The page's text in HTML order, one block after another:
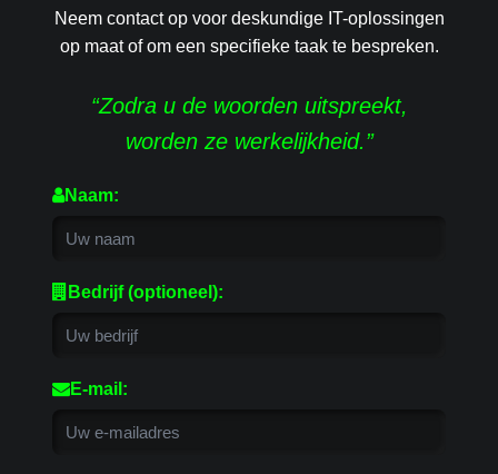
Neem contact op voor deskundige IT-oplossingen
op maat of om een specifieke taak te bespreken.
“Zodra u de woorden uitspreekt,
worden ze werkelijkheid.”
Naam:
Bedrijf (optioneel):
E-mail: